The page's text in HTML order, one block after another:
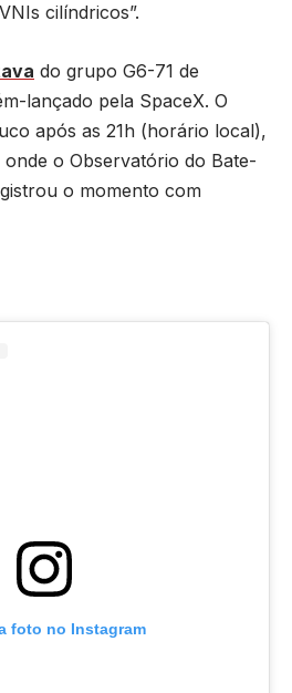
cilíndricos”.
do grupo G6-71 de
lançado pela SpaceX. O
após as 21h (horário local),
o Observatório do Bate-
o momento com
foto no Instagram